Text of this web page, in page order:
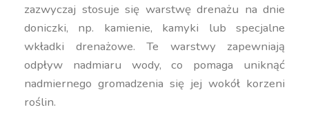
zazwyczaj stosuje się warstwę drenażu na dnie
doniczki, np. kamienie, kamyki lub specjalne
wkładki drenażowe. Te warstwy zapewniają
odpływ nadmiaru wody, co pomaga uniknąć
nadmiernego gromadzenia się jej wokół korzeni
roślin.